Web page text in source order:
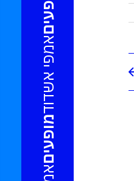
מופעים
אמפי אשדוד
מופעים